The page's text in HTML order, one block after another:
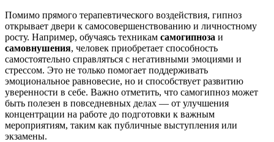
Помимо прямого терапевтического воздействия, гипноз
открывает двери к самосовершенствованию и личностному
росту. Например, обучаясь техникам самогипноза и
самовнушения, человек приобретает способность
самостоятельно справляться с негативными эмоциями и
стрессом. Это не только помогает поддерживать
эмоциональное равновесие, но и способствует развитию
уверенности в себе. Важно отметить, что самогипноз может
быть полезен в повседневных делах — от улучшения
концентрации на работе до подготовки к важным
мероприятиям, таким как публичные выступления или
экзамены.